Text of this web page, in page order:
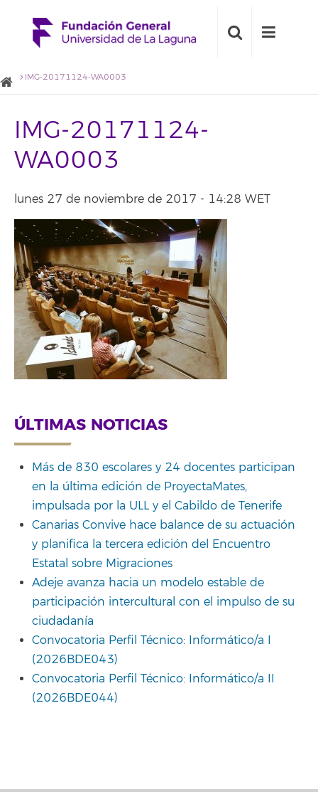
IMG-20171124-WA0003
IMG-20171124-
WA0003
lunes 27 de noviembre de 2017 - 14:28 WET
ÚLTIMAS NOTICIAS
Más de 830 escolares y 24 docentes participan
en la última edición de ProyectaMates,
impulsada por la ULL y el Cabildo de Tenerife
Canarias Convive hace balance de su actuación
y planifica la tercera edición del Encuentro
Estatal sobre Migraciones
Adeje avanza hacia un modelo estable de
participación intercultural con el impulso de su
ciudadanía
Convocatoria Perfil Técnico: Informático/a I
(2026BDE043)
Convocatoria Perfil Técnico: Informático/a II
(2026BDE044)